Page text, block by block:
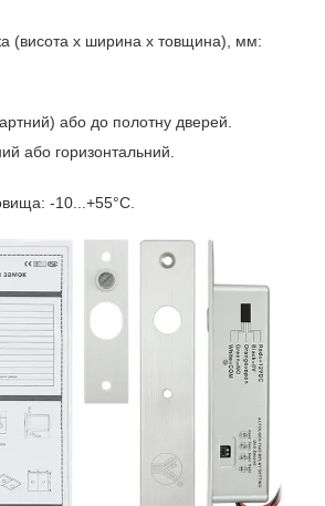
(висота х ширина х товщина), мм:
або до полотну дверей.
або горизонтальний.
-10...+55°С.